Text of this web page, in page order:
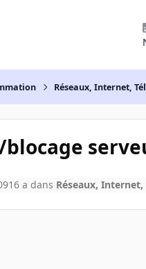
Réseaux, Internet,
blocage
16 a dans Réseaux,